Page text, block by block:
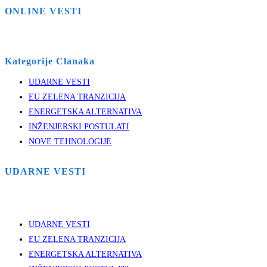
ONLINE VESTI
Kategorije Clanaka
UDARNE VESTI
EU ZELENA TRANZICIJA
ENERGETSKA ALTERNATIVA
INŽENJERSKI POSTULATI
NOVE TEHNOLOGIJE
UDARNE VESTI
UDARNE VESTI
EU ZELENA TRANZICIJA
ENERGETSKA ALTERNATIVA